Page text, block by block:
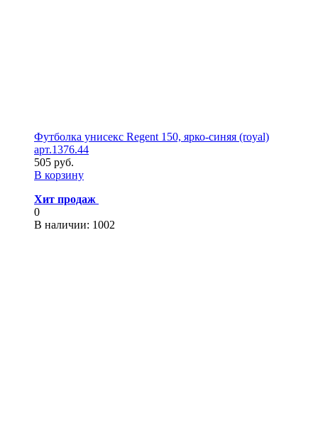
Футболка унисекс Regent 150, ярко-синяя (royal)
арт.1376.44
505 руб.
В корзину
Хит продаж
0
В наличии: 1002